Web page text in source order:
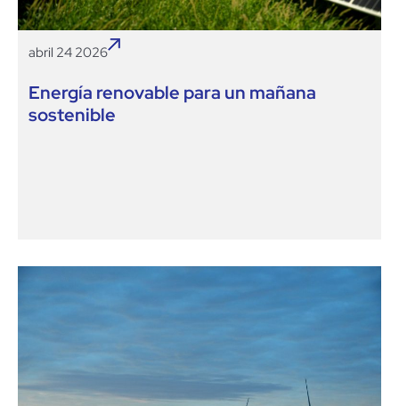
abril 24 2026
Energía renovable para un mañana
sostenible